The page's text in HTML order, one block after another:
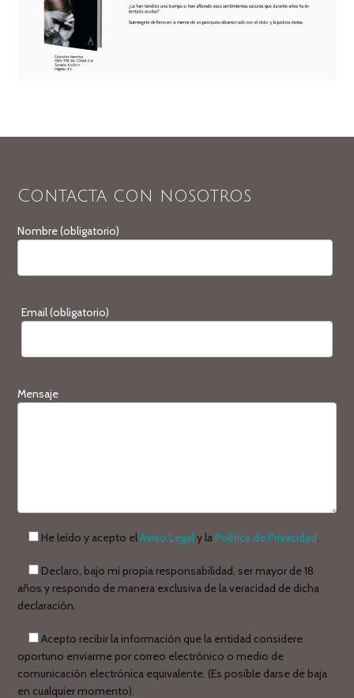
Contacta con nosotros
Nombre (obligatorio)
Email (obligatorio)
Mensaje
He leído y acepto elAviso Legaly la Política de Privacidad.
Declaro, bajo mi propia responsabilidad, ser mayor de 18
años y respondo de manera exclusiva de la veracidad de dicha
declaración.
Acepto recibir la información que la entidad considere
oportuno enviarme por correo electrónico o medio de
comunicación electrónica equivalente. (Es posible darse de baja
en cualquier momento).